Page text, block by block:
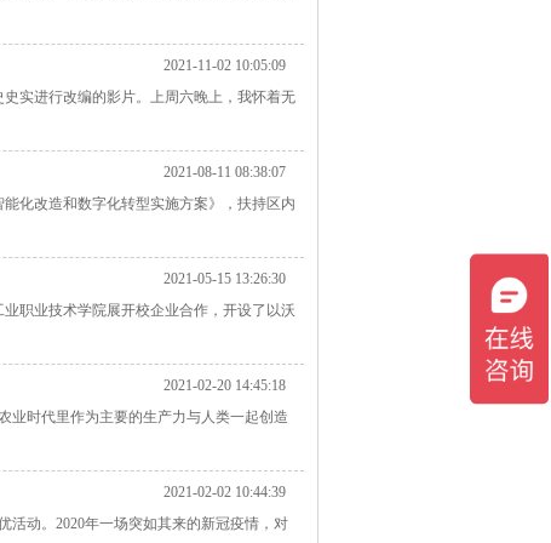
2021-11-02 10:05:09
实进行改编的影片。上周六晚上，我怀着无
2021-08-11 08:38:07
化改造和数字化转型实施方案》，扶持区内
2021-05-15 13:26:30
职业技术学院展开校企业合作，开设了以沃
2021-02-20 14:45:18
业时代里作为主要的生产力与人类一起创造
2021-02-02 10:44:39
活动。2020年一场突如其来的新冠疫情，对